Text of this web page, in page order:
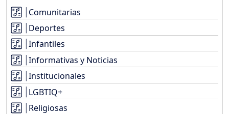
Comunitarias
Deportes
Infantiles
Informativas y Noticias
Institucionales
LGBTIQ+
Religiosas